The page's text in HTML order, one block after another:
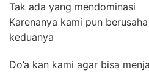
Tak ada yang mendominasi
Karenanya kami pun
keduanya
Do’a kan kami agar bisa